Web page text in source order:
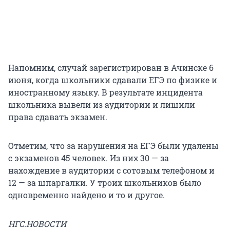
Напомним, случай зарегистрирован в Ачинске 6
июня, когда школьники сдавали ЕГЭ по физике и
иностранному языку. В результате инцидента
школьника вывели из аудитории и лишили
права сдавать экзамен.
Отметим, что за нарушения на ЕГЭ были удалены
с экзаменов 45 человек. Из них 30 — за
нахождение в аудитории с сотовым телефоном и
12 — за шпаргалки. У троих школьников было
одновременно найдено и то и другое.
НГС.НОВОСТИ